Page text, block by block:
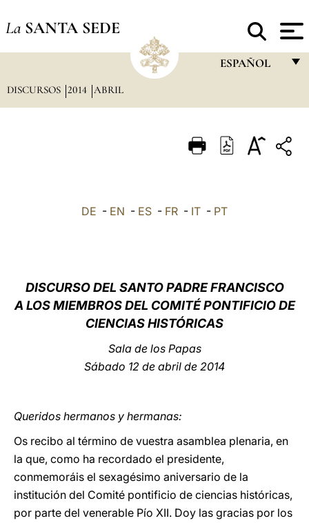
La SANTA SEDE
ESPAÑOL
ITALIANO
中文
LATINE
DISCURSOS 2014 ABRIL
DE - EN - ES - FR - IT - PT
DISCURSO DEL SANTO PADRE FRANCISCO
A LOS MIEMBROS DEL COMITÉ PONTIFICIO DE
CIENCIAS HISTÓRICAS
Sala de los Papas
Sábado 12 de abril de 2014
Queridos hermanos y hermanas:
Os recibo al término de vuestra asamblea plenaria, en
la que, como ha recordado el presidente,
conmemoráis el sexagésimo aniversario de la
institución del Comité pontificio de ciencias históricas,
por parte del venerable Pío XII. Doy las gracias por los